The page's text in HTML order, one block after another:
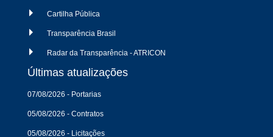
Cartilha Pública
Transparência Brasil
Radar da Transparência - ATRICON
Últimas atualizações
07/08/2026 - Portarias
05/08/2026 - Contratos
05/08/2026 - Licitações